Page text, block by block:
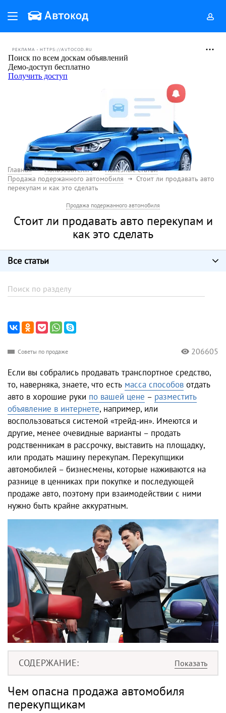
РЕКЛАМА • HTTPS://AVTOCOD.RU
Главная Пользователям
Полезные статьи
Продажа подержанного автомобиля
Стоит ли продавать авто
перекупам и как это сделать
Продажа подержанного автомобиля
Стоит ли продавать авто перекупам и
как это сделать
Все статьи
Советы по продаже 206605
Если вы собрались продавать транспортное средство,
то, наверняка, знаете, что есть масса способов отдать
авто в хорошие руки по вашей цене – разместить
объявление в интернете, например, или
воспользоваться системой «трейд-ин». Имеются и
другие, менее очевидные варианты – продать
родственникам в рассрочку, выставить на площадку,
или продать машину перекупам. Перекупщики
автомобилей – бизнесмены, которые наживаются на
разнице в ценниках при покупке и последующей
продаже авто, поэтому при взаимодействии с ними
нужно быть крайне аккуратным.
СОДЕРЖАНИЕ
Чем опасна продажа автомобиля
перекупщикам